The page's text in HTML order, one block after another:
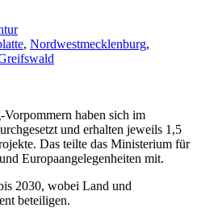
, Nordwestmecklenburg,
haben sich im
und erhalten jeweils 1,5
Das teilte das Ministerium für
Europaangelegenheiten mit.
2030, wobei Land und
beteiligen.